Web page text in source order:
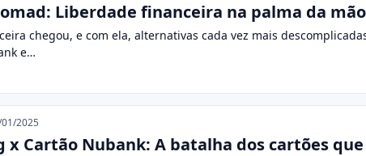
Liberdade financeira na palma da
chegou, e com ela, alternativas cada vez mais
e…
2025
x Cartão Nubank: A batalha dos cartões